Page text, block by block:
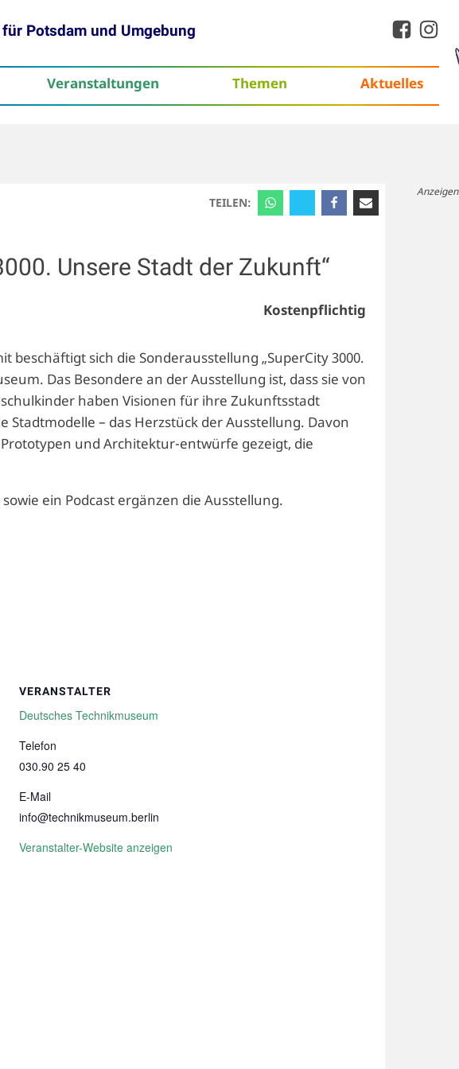
Potsdam und Umgebung
Veranstaltungen Themen Aktuelles
TEILEN:
Unsere Stadt der Zukunft“
Kostenpflichtig
sich die Sonderausstellung „SuperCity 3000.
Das Besondere an der Ausstellung ist, dass sie von
haben Visionen für ihre Zukunftsstadt
– das Herzstück der Ausstellung. Davon
und Architektur-entwürfe gezeigt, die
ein Podcast ergänzen die Ausstellung.
VERANSTALTER
Deutsches Technikmuseum
Telefon
030.90 25 40
E-Mail
info@technikmuseum.berlin
Veranstalter-Website anzeigen
Anzeigen